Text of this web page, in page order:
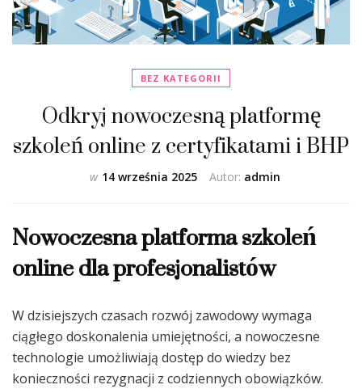
BEZ KATEGORII
Odkryj nowoczesną platformę
szkoleń online z certyfikatami i BHP
Autor: admin
w 14 września 2025
Nowoczesna platforma szkoleń
online dla profesjonalistów
W dzisiejszych czasach rozwój zawodowy wymaga
ciągłego doskonalenia umiejętności, a nowoczesne
technologie umożliwiają dostęp do wiedzy bez
konieczności rezygnacji z codziennych obowiązków.